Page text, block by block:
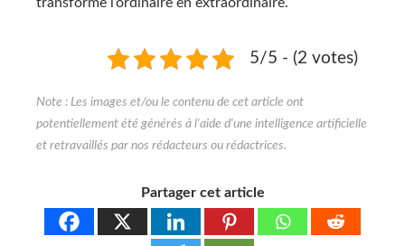
5/5 - (2 votes)
Partager cet article